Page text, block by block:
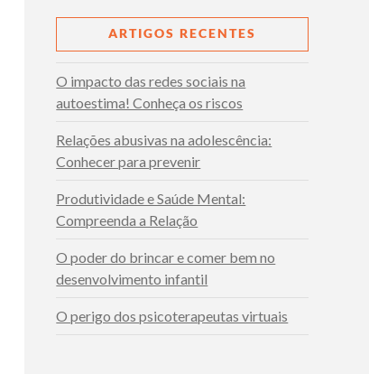
ARTIGOS RECENTES
O impacto das redes sociais na
autoestima! Conheça os riscos
Relações abusivas na adolescência:
Conhecer para prevenir
Produtividade e Saúde Mental:
Compreenda a Relação
O poder do brincar e comer bem no
desenvolvimento infantil
O perigo dos psicoterapeutas virtuais